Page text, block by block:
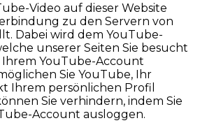
Video auf dieser Website
zu den Servern von
Dabei wird dem YouTube-
unserer Seiten Sie besucht
Ihrem YouTube-Account
Sie YouTube, Ihr
Ihrem persönlichen Profil
Sie verhindern, indem Sie
Account ausloggen.